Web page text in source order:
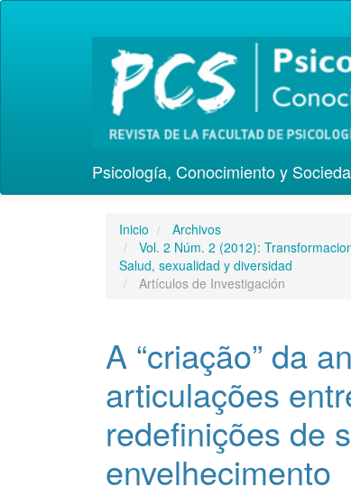
Psicología, Conocimiento y
Inicio
Archivos
Vol. 2 Núm. 2 (2012):
Salud, sexualidad y diversidad
Artículos de Investigación
A “criação” da
articulações
redefinições de
envelhecimento